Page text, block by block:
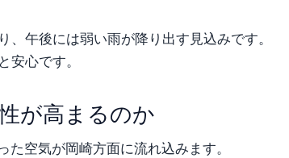
午後には弱い雨が降り出す見込みです。
心です。
が高まるのか
空気が岡崎方面に流れ込みます。